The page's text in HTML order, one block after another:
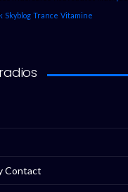
Skyblog Trance Vitamine
Contact